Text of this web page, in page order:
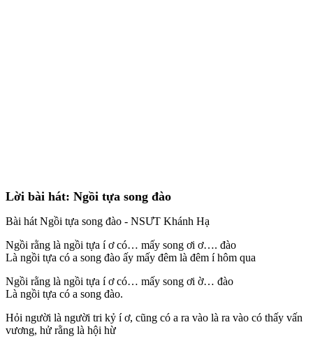
Lời bài hát: Ngồi tựa song đào
Bài hát Ngồi tựa song đào - NSƯT Khánh Hạ
Ngồi rằng là ngồi tựa í ơ có… mấy song ơi ơ…. đào
Là ngồi tựa có a song đào ấy mấy đêm là đêm í hôm qua
Ngồi rằng là ngồi tựa í ơ có… mấy song ơi ờ… đào
Là ngồi tựa có a song đào.
Hỏi người là người tri kỷ í ơ, cũng có a ra vào là ra vào có thấy vấn
vương, hử rằng là hội hừ